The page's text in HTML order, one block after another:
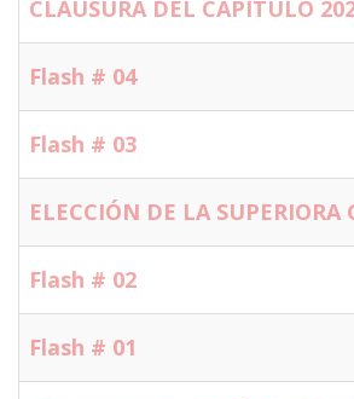
CLAUSURA DEL CAPÍTULO
Flash # 04
Flash # 03
ELECCIÓN DE LA SUPERIORA
Flash # 02
Flash # 01